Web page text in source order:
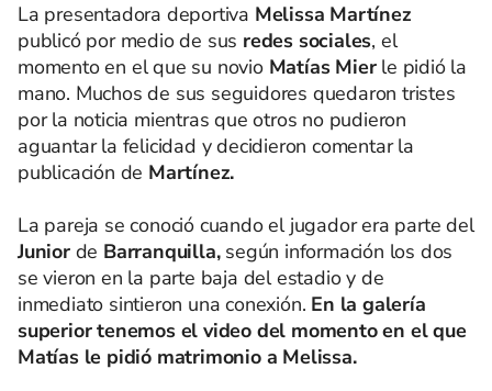
La presentadora deportiva Melissa Martínez
publicó por medio de sus redes sociales, el
momento en el que su novioMatías Mierle pidió la
mano. Muchos de sus seguidores quedaron tristes
por la noticia mientras que otros no pudieron
aguantar la felicidad y decidieron comentar la
publicación de Martínez.
La pareja se conoció cuando el jugador era parte del
Juniorde Barranquilla,según información los dos
se vieron en la parte baja del estadio y de
inmediato sintieron una conexión. En la galería
superior tenemos el video del momento en el que
Matías le pidió matrimonio a Melissa.